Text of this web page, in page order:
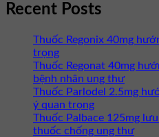
Recent Posts
Thuốc Regonix 40mg
trọng
Thuốc Regonat 40mg
bệnh nhân ung thư
Thuốc Parlodel 2.5mg
ý quan trọng
Thuốc Palbace 125mg
thuốc chống ung thư